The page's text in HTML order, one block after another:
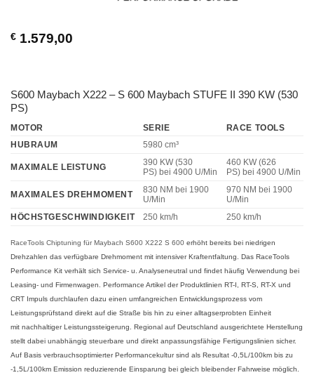
€ 1.579,00
S600 Maybach X222 – S 600 Maybach STUFE II 390 KW (530
PS)
MOTOR SERIE
RACE TOOLS
HUBRAUM
5980 cm³
MAXIMALE LEISTUNG
390 KW (530
PS) bei 4900 U/Min
460 KW (626
PS) bei 4900 U/Min
MAXIMALES DREHMOMENT
830 NM bei 1900
U/Min
970 NM bei 1900
U/Min
HÖCHSTGESCHWINDIGKEIT 250 km/h 250 km/h
RaceTools Chiptuning für Maybach S600 X222 S 600 erhöht bereits bei niedrigen
Drehzahlen das verfügbare Drehmoment mit intensiver Kraftentfaltung. Das RaceTools
Performance Kit verhält sich Service- u. Analyseneutral und findet häufig Verwendung bei
Leasing- und Firmenwagen. Performance Artikel der Produktlinien RT-I, RT-S, RT-X und
CRT Impuls durchlaufen dazu einen umfangreichen Entwicklungsprozess vom
Leistungsprüfstand direkt auf die Straße bis hin zu einer alltagserprobten Einheit
mit nachhaltiger Leistungssteigerung. Regional auf Deutschland ausgerichtete Herstellung
stellt dabei unabhängig steuerbare und direkt anpassungsfähige Fertigungslinien sicher.
Auf Basis verbrauchsoptimierter Performancekultur sind als Resultat -0,5L/100km bis zu
-1,5L/100km Emission reduzierende Einsparung bei gleich bleibender Fahrweise möglich.